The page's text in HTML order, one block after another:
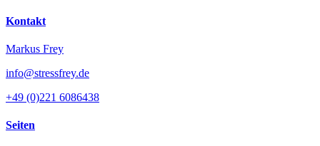
Kontakt
Markus Frey
info@stressfrey.de
+49 (0)221 6086438
Seiten